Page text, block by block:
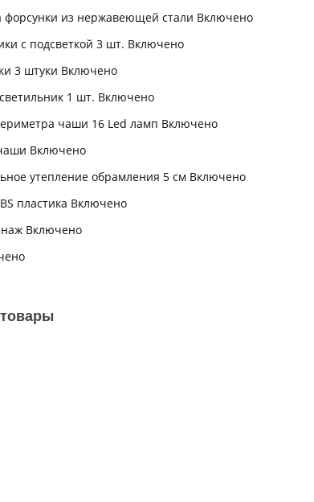
форсунки из нержавеющей стали Включено
с подсветкой 3 шт. Включено
3 штуки Включено
1 шт. Включено
чаши 16 Led ламп Включено
Включено
утепление обрамления 5 см Включено
пластика Включено
Включено